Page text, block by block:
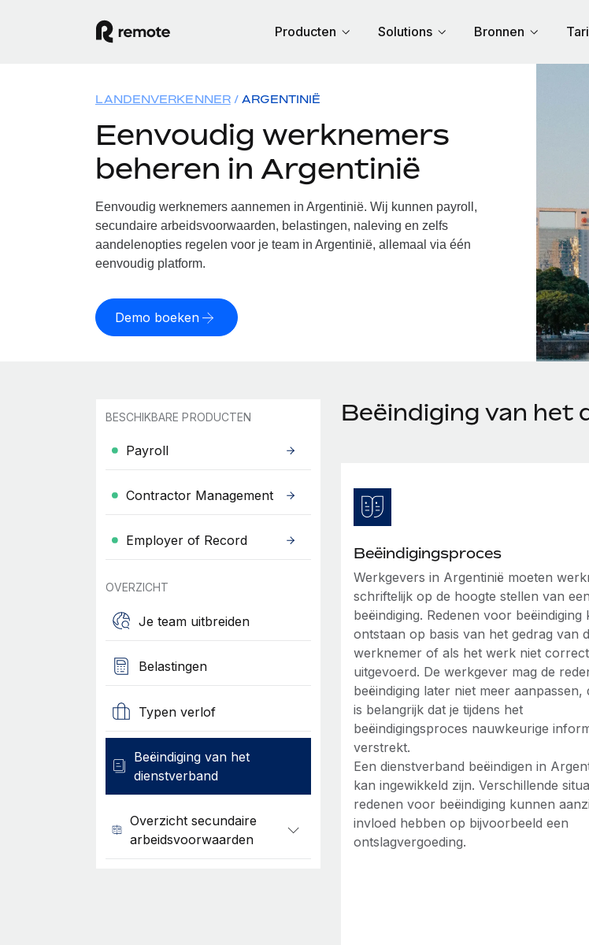
Producten Solutions Bronnen
LANDENVERKENNER ARGENTINIË
Eenvoudig werknemers
beheren in Argentinië
Eenvoudig werknemers aannemen in Argentinië. Wij kunnen payroll,
secundaire arbeidsvoorwaarden, belastingen, naleving en zelfs
aandelenopties regelen voor je team in Argentinië, allemaal via één
eenvoudig platform.
Demo boeken
BESCHIKBARE PRODUCTEN
Payroll
Contractor Management
Employer of Record
OVERZICHT
Je team uitbreiden
Belastingen
Typen verlof
Beëindiging van het
dienstverband
Overzicht secundaire
arbeidsvoorwaarden
Beëindiging van het
Beëindigingsproces
Werkgevers in Argentinië moeten
schriftelijk op de hoogte stellen van een
beëindiging. Redenen voor beëindiging
ontstaan op basis van het gedrag van
werknemer of als het werk niet
uitgevoerd. De werkgever mag de
beëindiging later niet meer aanpassen,
is belangrijk dat je tijdens het
beëindigingsproces nauwkeurige
verstrekt.
Een dienstverband beëindigen in
kan ingewikkeld zijn. Verschillende
redenen voor beëindiging kunnen
invloed hebben op bijvoorbeeld een
ontslagvergoeding.